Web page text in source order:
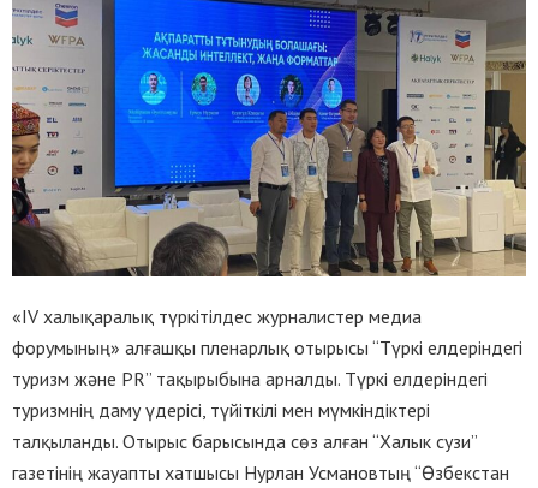
«IV халықаралық түркітілдес журналистер медиа
форумының» алғашқы пленарлық отырысы “Түркі елдеріндегі
туризм және PR” тақырыбына арналды. Түркі елдеріндегі
туризмнің даму үдерісі, түйіткілі мен мүмкіндіктері
талқыланды. Отырыс барысында сөз алған “Халык сузи”
газетінің жауапты хатшысы Нурлан Усмановтың “Өзбекстан